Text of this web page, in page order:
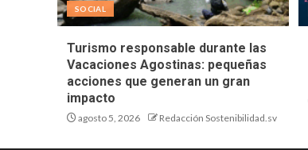
SOCIAL
Turismo responsable durante las
Vacaciones Agostinas: pequeñas
acciones que generan un gran
impacto
agosto 5, 2026 Redacción Sostenibilidad.sv